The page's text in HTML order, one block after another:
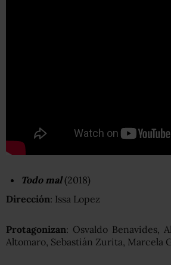
Todo mal(2018)
Dirección: Issa Lopez
Protagonizan: Osvaldo Benavides,
Altomaro, Sebastián Zurita, Marcela